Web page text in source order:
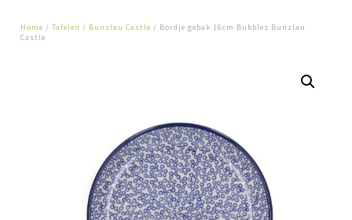
Home /Tafelen / Bunzlau Castle / Bordje gebak 16cm Bubbles Bunzlau
Castle